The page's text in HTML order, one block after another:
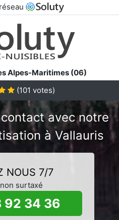
Alpes-Maritimes (06)
(101 votes)
avec notre
à Vallauris
NOUS 7/7
surtaxé
92 34 36